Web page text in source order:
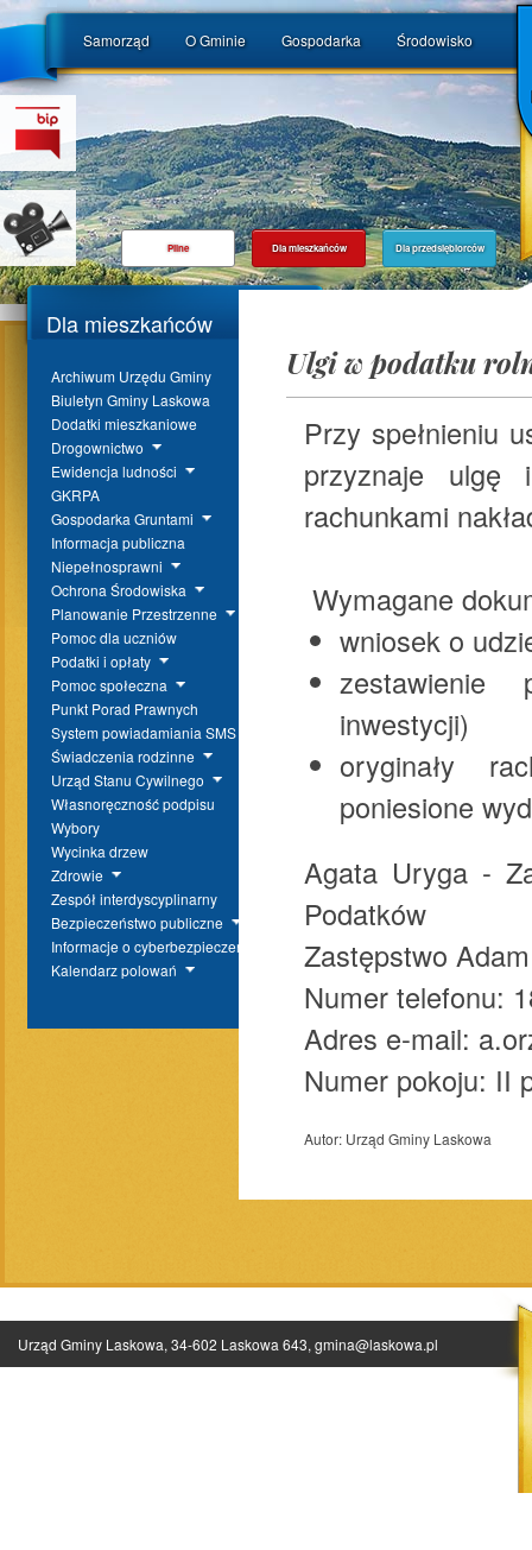
Samorząd O Gminie Gospodarka Środowisko
Pilne Dla mieszkańców Dla przedsiębiorców
Dla mieszkańców
Archiwum Urzędu Gminy
Biuletyn Gminy Laskowa
Dodatki mieszkaniowe
Drogownictwo
Ewidencja ludności
GKRPA
Gospodarka Gruntami
Informacja publiczna
Niepełnosprawni
Ochrona Środowiska
Planowanie Przestrzenne
Pomoc dla uczniów
Podatki i opłaty
Pomoc społeczna
Punkt Porad Prawnych
System powiadamiania SMS
Świadczenia rodzinne
Urząd Stanu Cywilnego
Własnoręczność podpisu
Wybory
Wycinka drzew
Zdrowie
Zespół interdyscyplinarny
Bezpieczeństwo publiczne
Informacje o cyberbezpieczeństwie
Kalendarz polowań
Ulgi w podatku
Przy spełnieniu
przyznaje ulgę
rachunkami
Wymagane
wniosek o
zestawienie
inwestycji)
oryginały
poniesione
Agata Uryga -
Podatków
Zastępstwo
Numer telefonu:
Adres e-mail:
Numer pokoju: II
Autor: Urząd Gminy Laskowa
Urząd Gminy Laskowa, 34-602 Laskowa 643, gmina@laskowa.pl